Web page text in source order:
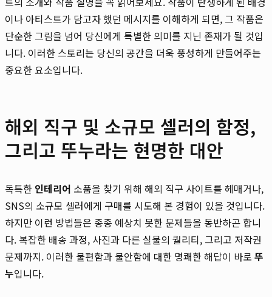
이나 아티스트가 담고자 했던 메시지를 이해하게 되면, 그 작품은
단순한 그림을 넘어 당신에게 특별한 의미를 지닌 존재가 될 것입
니다. 이러한 스토리는 당신의 공간을 더욱 풍성하게 만들어주는
중요한 요소입니다.
해외 직구 및 소규모 셀러의 함정,
그리고 뚜누라는 현명한 대안
독특한 인테리어 소품을 찾기 위해 해외 직구 사이트를 헤매거나,
SNS의 소규모 셀러에게 구매를 시도해 본 경험이 있을 것입니다.
하지만 이런 방법들은 종종 예상치 못한 문제들을 동반하곤 합니
다. 복잡한 배송 과정, 사진과 다른 실물의 퀄리티, 그리고 저작권
문제까지. 이러한 불편함과 불안함에 대한 명쾌한 해답이 바로 뚜
누입니다.